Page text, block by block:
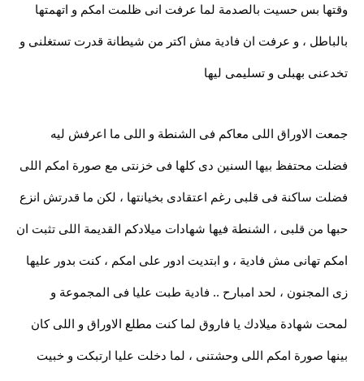
وقتها بس حسيت بالصدمة لما عرفت انى ظلمت امكم و اتهمتها
بالباطل ، و عرفت ان فادية مش اكتر من شيطانة قدرت تستغلنى و
تخدعنى بهبلى و تسليمى ليها
جمعت الاوراق اللى معاكم فى الشنطة و اللى ما اعرفش ليه
فضلت محتفظ بيها السنين دى كلها فى خزنتى مع صورة امكم اللى
فضلت ساكنة فى قلبى رغم اعتقادى بخيانتها ، لكن ما قدرتش انزع
حبها من قلبى ، الشنطة فيها شهادات ميلادكم القديمة اللى تثبت ان
امكم تهانى مش فادية ، و ابتديت ادور على امكم ، كنت بدور عليها
زى المجنون ، لحد امبارح .. فادية طبت عليا فى المجموعة و
لمحت شهادة ميلادك يا فاروق لما كنت مطلع الاوراق و اللى كان
بينها صورة امكم اللى وحشتنى ، لما دخلت عليا ارتبكت و خبيت